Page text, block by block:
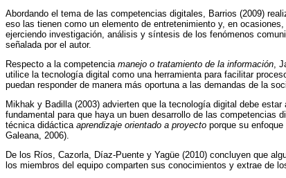
Abordando el tema de las competencias digitales, Barrios (2009)
eso las tienen como un elemento de entretenimiento y, en
ejerciendo investigación, análisis y síntesis de los fenómenos
señalada por el autor.
Respecto a la competencia manejo o tratamiento de la información,
utilice la tecnología digital como una herramienta para facilitar
puedan responder de manera más oportuna a las demandas de la
Mikhak y Badilla (2003) advierten que la tecnología digital debe
fundamental para que haya un buen desarrollo de las
técnica didáctica aprendizaje orientado a proyecto porque su
Galeana, 2006).
De los Ríos, Cazorla, Díaz-Puente y Yagüe (2010) concluyen que
los miembros del equipo comparten sus conocimientos y extrae de